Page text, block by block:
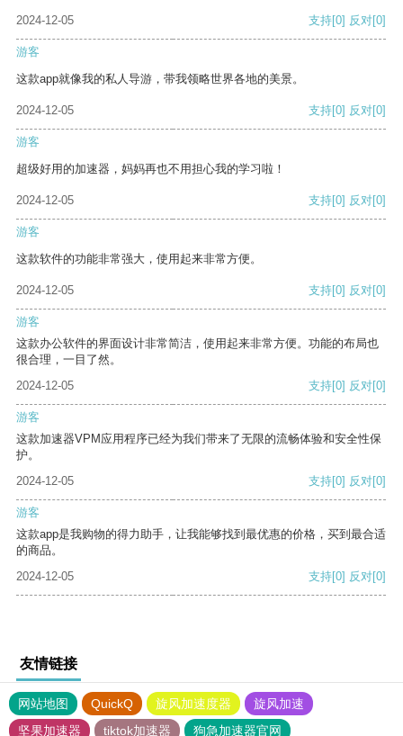
2024-12-05 支持[0] 反对[0]
游客
这款app就像我的私人导游，带我领略世界各地的美景。
2024-12-05 支持[0] 反对[0]
游客
超级好用的加速器，妈妈再也不用担心我的学习啦！
2024-12-05 支持[0] 反对[0]
游客
这款软件的功能非常强大，使用起来非常方便。
2024-12-05 支持[0] 反对[0]
游客
这款办公软件的界面设计非常简洁，使用起来非常方便。功能的布局也
很合理，一目了然。
2024-12-05
支持[0] 反对[0]
游客
这款加速器VPM应用程序已经为我们带来了无限的流畅体验和安全性保
护。
2024-12-05
支持[0] 反对[0]
游客
这款app是我购物的得力助手，让我能够找到最优惠的价格，买到最合适
的商品。
2024-12-05
支持[0] 反对[0]
友情链接
网站地图 QuickQ 旋风加速度器
旋风加速
坚果加速器
tiktok加速器 狗急加速器官网